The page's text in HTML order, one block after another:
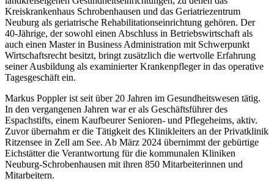
Kreiskrankenhaus Schrobenhausen und das Geriatriezentrum
Neuburg als geriatrische Rehabilitationseinrichtung gehören. Der
40-Jährige, der sowohl einen Abschluss in Betriebswirtschaft als
auch einen Master in Business Administration mit Schwerpunkt
Wirtschaftsrecht besitzt, bringt zusätzlich die wertvolle Erfahrung
seiner Ausbildung als examinierter Krankenpfleger in das operative
Tagesgeschäft ein.
Markus Poppler ist seit über 20 Jahren im Gesundheitswesen tätig.
In den vergangenen Jahren war er als Geschäftsführer des
Espachstifts, einem Kaufbeurer Senioren- und Pflegeheims, aktiv.
Zuvor übernahm er die Tätigkeit des Klinikleiters an der Privatklinik
Ritzensee in Zell am See. Ab März 2024 übernimmt der gebürtige
Eichstätter die Verantwortung für die kommunalen Kliniken
Neuburg-Schrobenhausen mit ihren 850 Mitarbeiterinnen und
Mitarbeitern.